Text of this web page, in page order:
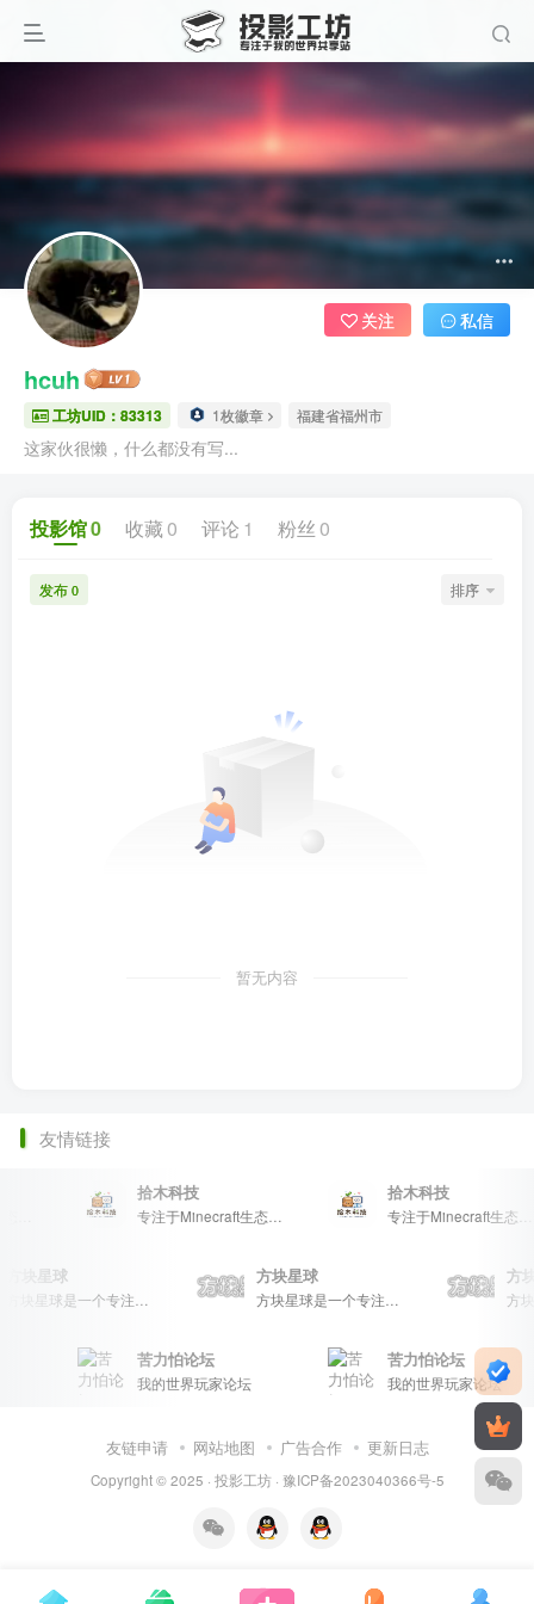
hcuh
工坊UID：83313 1枚徽章 福建省福州市
这家伙很懒，什么都没有写...
关注 私信
投影馆0 收藏 0 评论 1 粉丝 0
发布 0 排序
暂无内容
友情链接
拾木科技
专注于Minecraft生态建设
拾木科技
专注于Minecraft生态建设
方块星球
方块星球是一个专注于我的世界的中文论坛，提供丰富的资源分享、玩家交流和创意展示，包括地图、皮肤、数据包等内容，打造Minecraft玩家的专属社区乐园！
方块星球
方块星球是一个专注于我的世界的中文论坛，提供丰富的资源分享、玩家交流和创意展示，包括地图、皮肤、数据包等内容，打造Minecraft玩家的专属社区乐园！
方
苦力怕论坛
我的世界玩家论坛
苦力怕论坛
我的世界玩家论坛
友链申请 网站地图 广告合作 更新日志
Copyright © 2025 · 投影工坊· 豫ICP备2023040366号-5